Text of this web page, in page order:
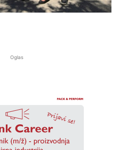
Oglas